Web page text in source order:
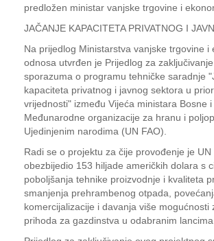
predložen ministar vanjske trgovine i
JAČANJE KAPACITETA PRIVATNOG I
Na prijedlog Ministarstva vanjske trgovine i
odnosa utvrđen je Prijedlog za
sporazuma o programu tehničke saradnje
kapaciteta privatnog i javnog sektora u
vrijednosti" između Vijeća ministara Bosne
Međunarodne organizacije za hranu i
Ujedinjenim narodima (UN FAO).
Radi se o projektu za čije provođenje je UN
obezbijedio 153 hiljade američkih dolara s
poboljšanja tehnike proizvodnje i kvaliteta
smanjenja prehrambenog otpada,
komercijalizacije i davanja više mogućnosti
prihoda za gazdinstva u odabranim lancima